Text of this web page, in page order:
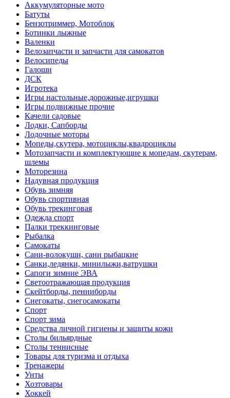
Аккумуляторные мото
Батуты
Бензотриммер, Мотоблок
Ботинки лыжные
Валенки
Велозапчасти и запчасти для самокатов
Велосипеды
Галоши
ДСК
Игротека
Игры настольные,дорожные,игрушки
Игры подвижные прочие
Качели садовые
Лодки, Сапборды
Лодочные моторы
Мопеды,скутера, мотоциклы,квадроциклы
Мотозапчасти и комплектующие к мопедам, скутерам,
шлемы
Моторезина
Надувная продукция
Обувь зимняя
Обувь спортивная
Обувь трекинговая
Одежда спорт
Палки треккинговые
Рыбалка
Самокаты
Сани-волокуши, сани рыбацкие
Санки,ледянки, минилыжи,ватрушки
Сапоги зимние ЭВА
Светоотражающая продукция
Скейтборды, пенниборды
Снегокаты, снегосамокаты
Спорт
Спорт зима
Средства личной гигиены и защиты кожи
Столы бильярдные
Столы теннисные
Товары для туризма и отдыха
Тренажеры
Унты
Хозтовары
Хоккей